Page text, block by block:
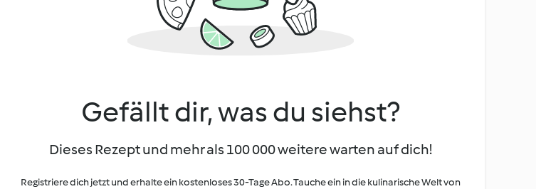
Gefällt dir, was du siehst?
Dieses Rezept und mehr als 100 000 weitere warten auf dich!
Registriere dich jetzt und erhalte ein kostenloses 30-Tage Abo. Tauche ein in die kulinarische Welt von